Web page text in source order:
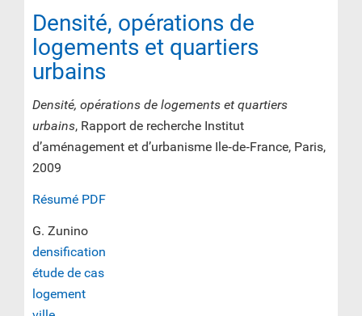
Densité, opérations de
logements et quartiers
urbains
Densité, opérations de logements et quartiers
urbains, Rapport de recherche Institut
d’aménagement et d’urbanisme Ile‐de‐France, Paris,
2009
Résumé PDF
G. Zunino
densification
étude de cas
logement